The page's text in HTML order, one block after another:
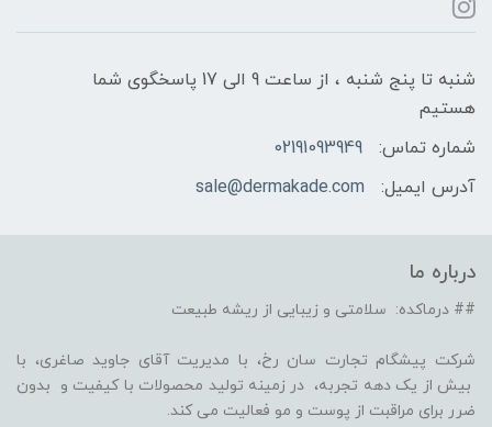
شنبه تا پنج شنبه ، از ساعت 9 الی 17 پاسخگوی شما
هستیم
شماره تماس:
02191093949
آدرس ایمیل:
sale@dermakade.com
درباره ما
## درماکده: سلامتی و زیبایی از ریشه طبیعت
شرکت پیشگام تجارت سان رخ، با مدیریت آقای جاوید صاغری، با
بیش از یک دهه تجربه، در زمینه تولید محصولات با کیفیت و بدون
ضرر برای مراقبت از پوست و مو فعالیت می کند.